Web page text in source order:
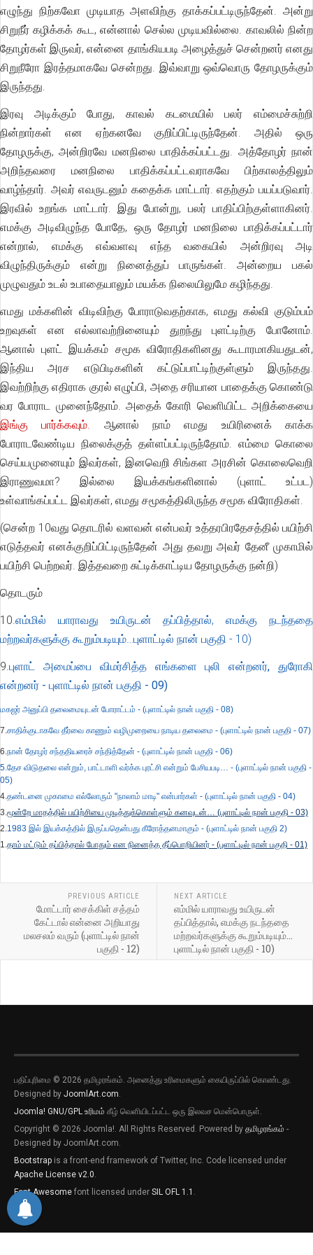
எழுந்து நிற்கவோ முடியாத அளவிற்கு தாக்கப்பட்டிருந்தேன். அன்று
சிறுநீர் கழிக்கக் கூட, என்னால் செல்ல முடியவில்லை. காவலில் நின்ற
தோழர்கள் இருவர், என்னை தாங்கியபடி அழைத்துச் சென்றனர் எனது
சிறுநீரோ இரத்தமாகவே சென்றது. இவ்வாறு ஒவ்வொரு தோழருக்கும்
இருந்தது.
இரவு அடிக்கும் போது, காவல் கடமையில் பலர் எம்மைச்சுற்றி
நின்றார்கள் என ஏற்கனவே குறிப்பிட்டிருந்தேன். அதில் ஒரு
தோழருக்கு, அன்றிரவே மனநிலை பாதிக்கப்பட்டது. அத்தோழர் நான்
அறிந்தவரை மனநிலை பாதிக்கப்பட்டவராகவே பிற்காலத்திலும்
வாழ்ந்தார். அவர் எவருடனும் கதைக்க மாட்டார். எதற்கும் பயப்படுவார்.
இரவில் உறங்க மாட்டார். இது போன்று, பலர் பாதிப்பிற்குள்ளாகினர்.
எமக்கு அடிவிழுந்த போதே, ஒரு தோழர் மனநிலை பாதிக்கப்பட்டார்
என்றால், எமக்கு எவ்வளவு எந்த வகையில் அன்றிரவு அடி
விழுந்திருக்கும் என்று நினைத்துப் பாருங்கள். அன்றைய பகல்
முழுவதும் உடல் உபாதையாலும் மயக்க நிலையிலுமே கழிந்தது.
எமது மக்களின் விடிவிற்கு போராடுவதற்காக, எமது கல்வி குடும்பம்
உறவுகள் என எல்லாவற்றினையும் துறந்து புளட்டிற்கு போனோம்.
ஆனால் புளட் இயக்கம் சமூக விரோதிகளினது கூடாரமாகியதுடன்,
இந்திய அரச எடுபிடிகளின் கட்டுப்பாட்டிற்குள்ளும் இருந்தது.
இவற்றிற்கு எதிராக குரல் எழுப்பி, அதை சரியான பாதைக்கு கொண்டு
வர போராட முனைந்தோம். அதைக் கோரி வெளியிட்ட அறிக்கையை
இங்கு பார்க்கவும். ஆனால் நாம் எமது உயிரினைக் காக்க
போராடவேண்டிய நிலைக்குத் தள்ளப்பட்டிருந்தோம். எம்மை கொலை
செய்யமுனையும் இவர்கள், இனவெறி சிங்கள அரசின் கொலைவெறி
இராணுவமா? இல்லை இயக்கங்களினால் (புளாட் உட்பட)
உள்வாங்கப்பட்ட இவர்கள், எமது சமூகத்திலிருந்த சமூக விரோதிகள்.
(சென்ற 10வது தொடரில் வளவன் என்பவர் உத்தரபிரதேசத்தில் பயிற்சி
எடுத்தவர் எனக்குறிப்பிட்டிருந்தேன் அது தவறு அவர் தேனீ முகாமில்
பயிற்சி பெற்றவர். இத்தவறை சுட்டிக்காட்டிய தோழருக்கு நன்றி)
தொடரும்
10.எம்மில் யாராவது உயிருடன் தப்பித்தால், எமக்கு நடந்ததை
மற்றவர்களுக்கு கூறும்படியும்…புளாட்டில் நான் பகுதி - 10)
9.புளாட் அமைப்பை விமர்சித்த எங்களை புலி என்றனர், துரோகி
என்றனர் - புளாட்டில் நான் பகுதி - 09)
மகஜர் அனுப்பி தலைமையுடன் போராட்டம் - (புளாட்டில் நான் பகுதி - 08)
7.சாதிக்குடாகவே தீர்வை காணும் வழிமுறையை நாடிய தலைமை - (புளாட்டில் நான் பகுதி - 07)
6.நான் தோழர் சந்ததியரைச் சந்தித்தேன் - (புளாட்டில் நான் பகுதி - 06)
5.தேச விடுதலை என்றும், பாட்டாளி வர்க்க புரட்சி என்றும் பேசியபடி… - (புளாட்டில் நான் பகுதி -
05)
4.தண்டனை முகாமை எல்லோரும் "நாலாம் மாடி" என்பார்கள் - (புளாட்டில் நான் பகுதி - 04)
3.மூன்றே மாதத்தில் பயிற்சியை முடித்துக்கொள்ளும் கனவுடன்… (புளாட்டில் நான் பகுதி - 03)
2.1983 இல் இயக்கத்தில் இருப்பதென்பது கீரோத்தனமாகும் - (புளாட்டில் நான் பகுதி 2)
1.தாம் மட்டும் தப்பித்தால் போதும் என நினைத்த தீப்பொறியினர் - (புளாட்டில் நான் பகுதி - 01)
PREVIOUS ARTICLE
மோட்டார் சைக்கிள் சத்தம்
கேட்டால் என்னை அறியாது
மலசலம் வரும் (புளாட்டில் நான்
பகுதி - 12)
NEXT ARTICLE
எம்மில் யாராவது உயிருடன்
தப்பித்தால், எமக்கு நடந்ததை
மற்றவர்களுக்கு கூறும்படியும்…
புளாட்டில் நான் பகுதி - 10)
பதிப்புரிமை © 2026 தமிழரங்கம். அனைத்து உரிமைகளும் கையிருப்பில் கொண்டது.
Designed by JoomlArt.com.
Joomla! GNU/GPL உரிமம் கீழ் வெளியிடப்பட்ட ஒரு இலவச மென்பொருள்.
Copyright © 2026 Joomla!. All Rights Reserved. Powered by தமிழரங்கம் -
Designed by JoomlArt.com.
Bootstrap is a front-end framework of Twitter, Inc. Code licensed under
Apache License v2.0.
Font Awesome font licensed under SIL OFL 1.1 .
புதிய இடுகைகளுக்கான அறிவிப்புகளை
பெறவிரும்பின் விருப்பு அழுத்தியை அழுத்தி
தெரிவிக்கவும்
புதிய இடுகைகளுக்கான அறிவிப்புகளை
பெறவிரும்பின் விருப்பு அழுத்தியை அழுத்தி
தெரிவிக்கவும்
தற்போது வேண்டாம்